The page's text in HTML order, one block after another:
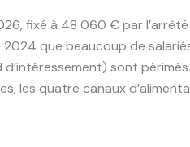
fixé à 48 060 € par
2024 que beaucoup de
d’intéressement) sont
les quatre canaux